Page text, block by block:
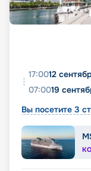
17:0012
07:0019
Вы посетите 3